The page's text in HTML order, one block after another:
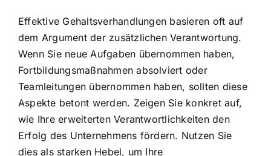
Effektive Gehaltsverhandlungen basieren oft auf
dem Argument der zusätzlichen Verantwortung.
Wenn Sie neue Aufgaben übernommen haben,
Fortbildungsmaßnahmen absolviert oder
Teamleitungen übernommen haben, sollten diese
Aspekte betont werden. Zeigen Sie konkret auf,
wie Ihre erweiterten Verantwortlichkeiten den
Erfolg des Unternehmens fördern. Nutzen Sie
dies als starken Hebel, um Ihre